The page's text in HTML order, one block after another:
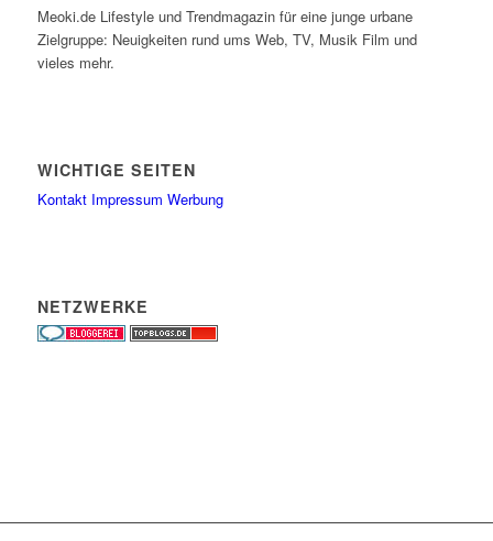
Meoki.de Lifestyle und Trendmagazin für eine junge urbane
Zielgruppe: Neuigkeiten rund ums Web, TV, Musik Film und
vieles mehr.
WICHTIGE SEITEN
Kontakt Impressum Werbung
NETZWERKE